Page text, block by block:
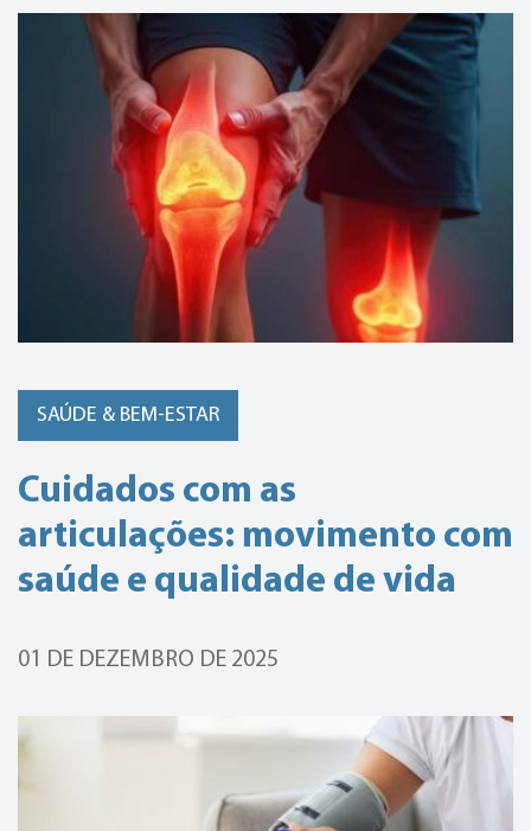
SAÚDE & BEM-ESTAR
Cuidados com as
articulações: movimento com
saúde e qualidade de vida
01 DE DEZEMBRO DE 2025